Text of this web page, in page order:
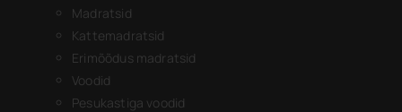
Madratsid
Kattemadratsid
Erimõõdus madratsid
Voodid
Pesukastiga voodid